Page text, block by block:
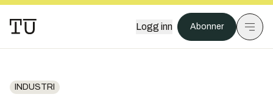
Logg inn Abonner
INDUSTRI